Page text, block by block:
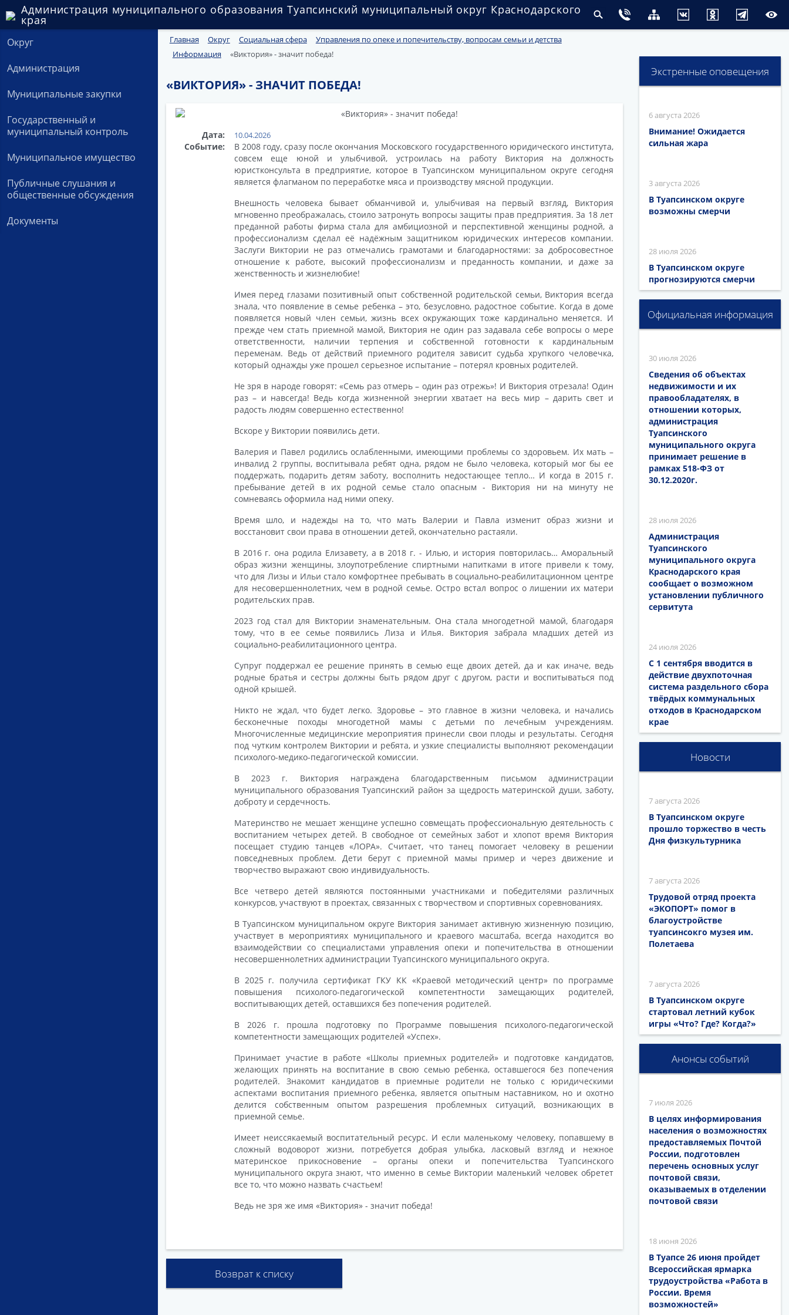
Администрация муниципального образования Туапсинский муниципальный округ Краснодарского
края
Округ
Администрация
Муниципальные закупки
Государственный и
муниципальный контроль
Муниципальное имущество
Публичные слушания и
общественные обсуждения
Документы
Главная Округ Социальная сфера
Управления по опеке и попечительству, вопросам семьи и детства
Информация
«Виктория» - значит победа!
«ВИКТОРИЯ» - ЗНАЧИТ ПОБЕДА!
Дата: 10.04.2026
Событие:
В 2008 году, сразу после окончания Московского государственного юридического института,
совсем еще юной и улыбчивой, устроилась на работу Виктория на должность
юристконсульта в предприятие, которое в Туапсинском муниципальном округе сегодня
является флагманом по переработке мяса и производству мясной продукции.
Внешность человека бывает обманчивой и, улыбчивая на первый взгляд, Виктория
мгновенно преображалась, стоило затронуть вопросы защиты прав предприятия. За 18 лет
преданной работы фирма стала для амбициозной и перспективной женщины родной, а
профессионализм сделал её надёжным защитником юридических интересов компании.
Заслуги Виктории не раз отмечались грамотами и благодарностями: за добросовестное
отношение к работе, высокий профессионализм и преданность компании, и даже за
женственность и жизнелюбие!
Имея перед глазами позитивный опыт собственной родительской семьи, Виктория всегда
знала, что появление в семье ребенка – это, безусловно, радостное событие. Когда в доме
появляется новый член семьи, жизнь всех окружающих тоже кардинально меняется. И
прежде чем стать приемной мамой, Виктория не один раз задавала себе вопросы о мере
ответственности, наличии терпения и собственной готовности к кардинальным
переменам. Ведь от действий приемного родителя зависит судьба хрупкого человечка,
который однажды уже прошел серьезное испытание – потерял кровных родителей.
Не зря в народе говорят: «Семь раз отмерь – один раз отрежь»! И Виктория отрезала! Один
раз – и навсегда! Ведь когда жизненной энергии хватает на весь мир – дарить свет и
радость людям совершенно естественно!
Вскоре у Виктории появились дети.
Валерия и Павел родились ослабленными, имеющими проблемы со здоровьем. Их мать –
инвалид 2 группы, воспитывала ребят одна, рядом не было человека, который мог бы ее
поддержать, подарить детям заботу, восполнить недостающее тепло… И когда в 2015 г.
пребывание детей в их родной семье стало опасным - Виктория ни на минуту не
сомневаясь оформила над ними опеку.
Время шло, и надежды на то, что мать Валерии и Павла изменит образ жизни и
восстановит свои права в отношении детей, окончательно растаяли.
В 2016 г. она родила Елизавету, а в 2018 г. - Илью, и история повторилась… Аморальный
образ жизни женщины, злоупотребление спиртными напитками в итоге привели к тому,
что для Лизы и Ильи стало комфортнее пребывать в социально-реабилитационном центре
для несовершеннолетних, чем в родной семье. Остро встал вопрос о лишении их матери
родительских прав.
2023 год стал для Виктории знаменательным. Она стала многодетной мамой, благодаря
тому, что в ее семье появились Лиза и Илья. Виктория забрала младших детей из
социально-реабилитационного центра.
Супруг поддержал ее решение принять в семью еще двоих детей, да и как иначе, ведь
родные братья и сестры должны быть рядом друг с другом, расти и воспитываться под
одной крышей.
Никто не ждал, что будет легко. Здоровье – это главное в жизни человека, и начались
бесконечные походы многодетной мамы с детьми по лечебным учреждениям.
Многочисленные медицинские мероприятия принесли свои плоды и результаты. Сегодня
под чутким контролем Виктории и ребята, и узкие специалисты выполняют рекомендации
психолого-медико-педагогической комиссии.
В 2023 г. Виктория награждена благодарственным письмом администрации
муниципального образования Туапсинский район за щедрость материнской души, заботу,
доброту и сердечность.
Материнство не мешает женщине успешно совмещать профессиональную деятельность с
воспитанием четырех детей. В свободное от семейных забот и хлопот время Виктория
посещает студию танцев «ЛОРА». Считает, что танец помогает человеку в решении
повседневных проблем. Дети берут с приемной мамы пример и через движение и
творчество выражают свою индивидуальность.
Все четверо детей являются постоянными участниками и победителями различных
конкурсов, участвуют в проектах, связанных с творчеством и спортивных соревнованиях.
В Туапсинском муниципальном округе Виктория занимает активную жизненную позицию,
участвует в мероприятиях муниципального и краевого масштаба, всегда находится во
взаимодействии со специалистами управления опеки и попечительства в отношении
несовершеннолетних администрации Туапсинского муниципального округа.
В 2025 г. получила сертификат ГКУ КК «Краевой методический центр» по программе
повышения психолого-педагогической компетентности замещающих родителей,
воспитывающих детей, оставшихся без попечения родителей.
В 2026 г. прошла подготовку по Программе повышения психолого-педагогической
компетентности замещающих родителей «Успех».
Принимает участие в работе «Школы приемных родителей» и подготовке кандидатов,
желающих принять на воспитание в свою семью ребенка, оставшегося без попечения
родителей. Знакомит кандидатов в приемные родители не только с юридическими
аспектами воспитания приемного ребенка, является опытным наставником, но и охотно
делится собственным опытом разрешения проблемных ситуаций, возникающих в
приемной семье.
Имеет неиссякаемый воспитательный ресурс. И если маленькому человеку, попавшему в
сложный водоворот жизни, потребуется добрая улыбка, ласковый взгляд и нежное
материнское прикосновение – органы опеки и попечительства Туапсинского
муниципального округа знают, что именно в семье Виктории маленький человек обретет
все то, что можно назвать счастьем!
Ведь не зря же имя «Виктория» - значит победа!
Возврат к списку
Экстренные оповещения
6 августа 2026
Внимание! Ожидается
сильная жара
3 августа 2026
В Туапсинском округе
возможны смерчи
28 июля 2026
В Туапсинском округе
прогнозируются смерчи
Официальная информация
30 июля 2026
Сведения об объектах
недвижимости и их
правообладателях, в
отношении которых,
администрация
Туапсинского
муниципального округа
принимает решение в
рамках 518-ФЗ от
30.12.2020г.
28 июля 2026
Администрация
Туапсинского
муниципального округа
Краснодарского края
сообщает о возможном
установлении публичного
сервитута
24 июля 2026
С 1 сентября вводится в
действие двухпоточная
система раздельного сбора
твёрдых коммунальных
отходов в Краснодарском
крае
Новости
7 августа 2026
В Туапсинском округе
прошло торжество в честь
Дня физкультурника
7 августа 2026
Трудовой отряд проекта
«ЭКОПОРТ» помог в
благоустройстве
туапсинсокго музея им.
Полетаева
7 августа 2026
В Туапсинском округе
стартовал летний кубок
игры «Что? Где? Когда?»
Анонсы событий
7 июля 2026
В целях информирования
населения о возможностях
предоставляемых Почтой
России, подготовлен
перечень основных услуг
почтовой связи,
оказываемых в отделении
почтовой связи
18 июня 2026
В Туапсе 26 июня пройдет
Всероссийская ярмарка
трудоустройства «Работа в
России. Время
возможностей»